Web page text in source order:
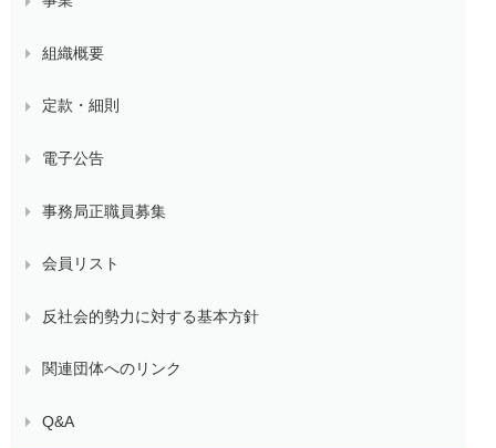
組織概要
定款・細則
電子公告
事務局正職員募集
会員リスト
反社会的勢力に対する基本方針
関連団体へのリンク
Q&A